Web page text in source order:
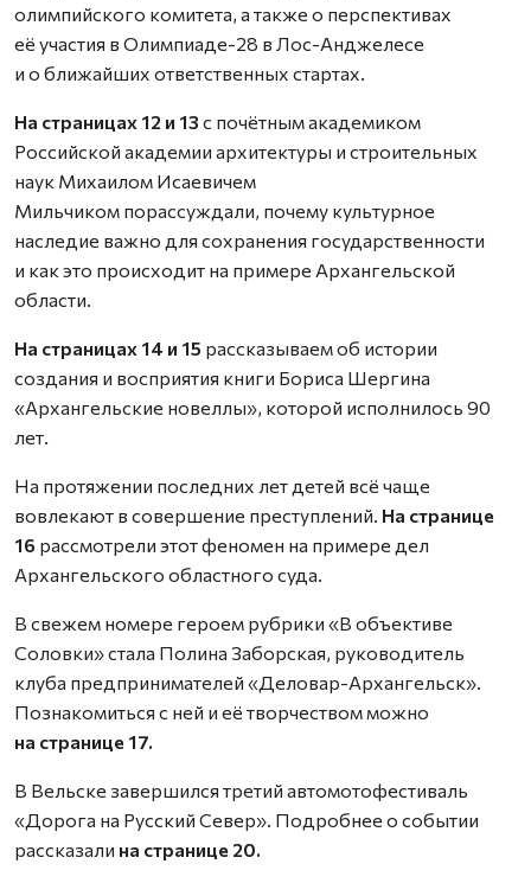
олимпийского комитета, а также о перспективах
её участия в Олимпиаде-28 в Лос-Анджелесе
и о ближайших ответственных стартах.
На страницах 12 и 13 с почётным академиком
Российской академии архитектуры и строительных
наук Михаилом Исаевичем
Мильчиком порассуждали, почему культурное
наследие важно для сохранения государственности
и как это происходит на примере Архангельской
области.
На страницах 14 и 15 рассказываем об истории
создания и восприятия книги Бориса Шергина
«Архангельские новеллы», которой исполнилось 90
лет.
На протяжении последних лет детей всё чаще
вовлекают в совершение преступлений. На странице
16 рассмотрели этот феномен на примере дел
Архангельского областного суда.
В свежем номере героем рубрики «В объективе
Соловки» стала Полина Заборская, руководитель
клуба предпринимателей «Деловар-Архангельск».
Познакомиться с ней и её творчеством можно
на странице 17.
В Вельске завершился третий автомотофестиваль
«Дорога на Русский Север». Подробнее о событии
рассказали на странице 20.